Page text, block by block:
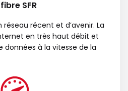
SFR
récent et d’avenir. La
en très haut débit et
à la vitesse de la